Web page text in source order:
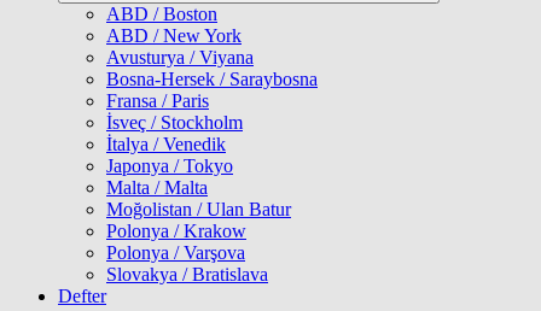
ABD / Boston
ABD / New York
Avusturya / Viyana
Bosna-Hersek / Saraybosna
Fransa / Paris
İsveç / Stockholm
İtalya / Venedik
Japonya / Tokyo
Malta / Malta
Moğolistan / Ulan Batur
Polonya / Krakow
Polonya / Varşova
Slovakya / Bratislava
Defter